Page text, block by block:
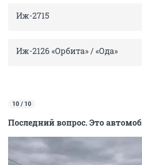
Иж-2715
Иж-2126 «Орбита» / «Ода»
10 / 10
Последний вопрос. Это